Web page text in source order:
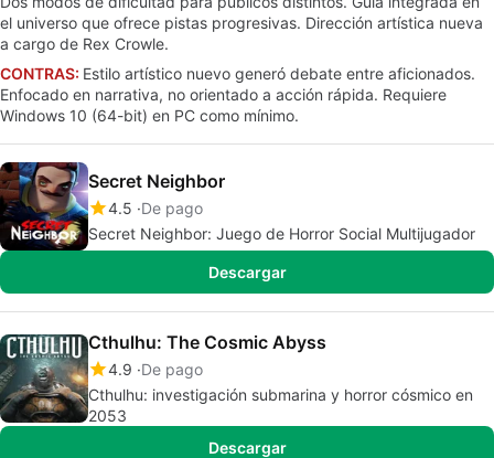
el universo que ofrece pistas progresivas. Dirección artística nueva
a cargo de Rex Crowle.
CONTRAS: Estilo artístico nuevo generó debate entre aficionados.
Enfocado en narrativa, no orientado a acción rápida. Requiere
Windows 10 (64-bit) en PC como mínimo.
Secret Neighbor
4.5 De pago
Secret Neighbor: Juego de Horror Social Multijugador
Descargar
Cthulhu: The Cosmic Abyss
4.9 De pago
Cthulhu: investigación submarina y horror cósmico en
2053
Descargar